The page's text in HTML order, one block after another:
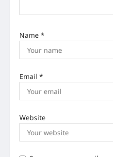
n
Name *
Email *
Website